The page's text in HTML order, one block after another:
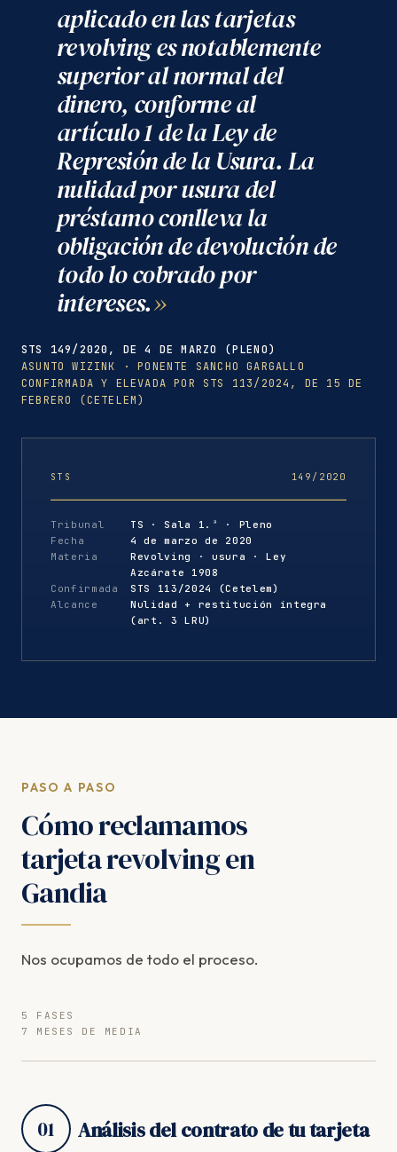
aplicado en las tarjetas
revolving es notablemente
superior al normal del
dinero, conforme al
artículo 1 de la Ley de
Represión de la Usura. La
nulidad por usura del
préstamo conlleva la
obligación de devolución de
todo lo cobrado por
intereses.
STS 149/2020, DE 4 DE MARZO (PLENO)
ASUNTO WIZINK · PONENTE SANCHO GARGALLO
CONFIRMADA Y ELEVADA POR STS 113/2024, DE 15 DE
FEBRERO (CETELEM)
STS 149/2020
Tribunal
TS · Sala 1.ª · Pleno
Fecha
4 de marzo de 2020
Materia
Revolving · usura · Ley
Azcárate 1908
Confirmada
STS 113/2024 (Cetelem)
Alcance
Nulidad + restitución íntegra
(art. 3 LRU)
PASO A PASO
Cómo reclamamos
tarjeta revolving en
Gandia
Nos ocupamos de todo el proceso.
5 FASES
7 MESES DE MEDIA
01 Análisis del contrato de tu tarjeta